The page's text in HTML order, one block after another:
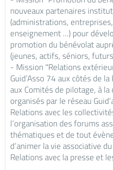
nouveaux partenaires
(administrations,
enseignement ...) pour
promotion du bénévolat
(jeunes, actifs, séniors,
- Mission "Relations
Guid’Asso 74 aux côtés de
aux Comités de pilotage, à
organisés par le réseau
Relations avec les
l’organisation des forums
thématiques et de tout
d’animer la vie associative
Relations avec la presse et